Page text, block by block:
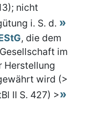
nicht
i. S. d.
, die dem
im
Herstellung
wird (>
II S. 427) >